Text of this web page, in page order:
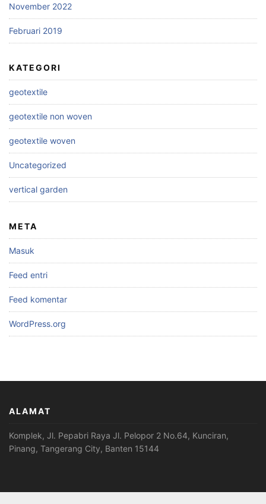
November 2022
Februari 2019
KATEGORI
geotextile
geotextile non woven
geotextile woven
Uncategorized
vertical garden
META
Masuk
Feed entri
Feed komentar
WordPress.org
ALAMAT
Komplek, Jl. Pepabri Raya Jl. Pelopor 2 No.64, Kunciran,
Pinang, Tangerang City, Banten 15144